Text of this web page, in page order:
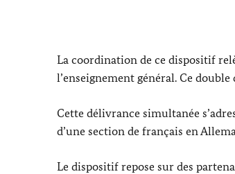
La coordination de ce dispositif
l’enseignement général. Ce
Cette délivrance simultanée
d’une section de français en
Le dispositif repose sur des